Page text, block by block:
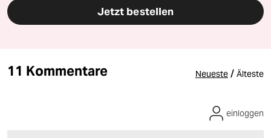
Jetzt bestellen
11 Kommentare Neueste / Älteste
einloggen